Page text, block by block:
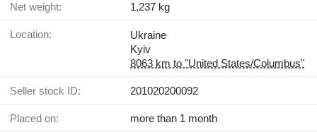
Net weight: 1,237 kg
Location:
Ukraine
Kyiv
8063 km to "United States/Columbus"
Seller stock ID: 201020200092
Placed on: more than 1 month